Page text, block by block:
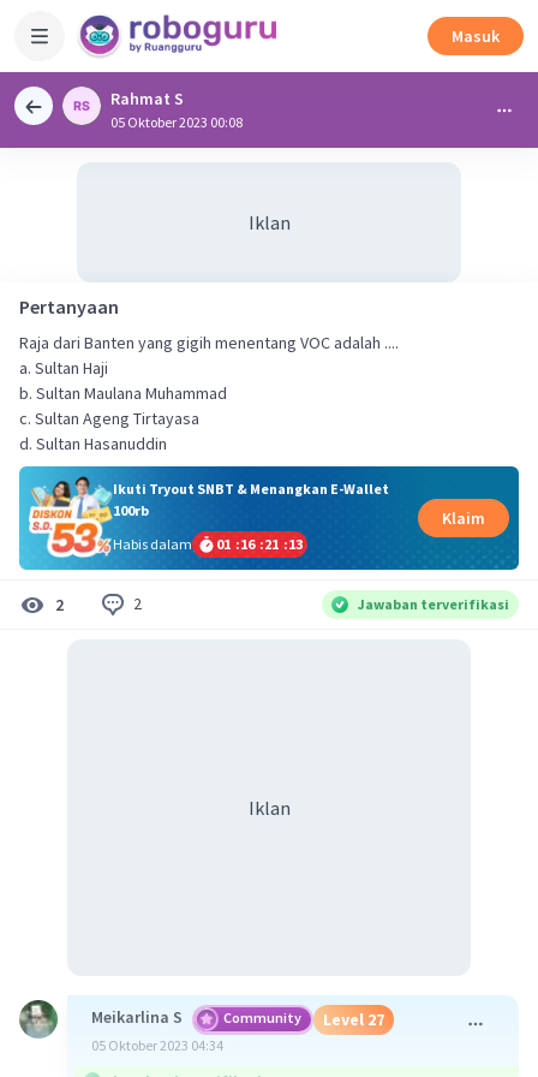
Masuk
Rahmat S
05 Oktober 2023 00:08
Iklan
Pertanyaan
Raja dari Banten yang gigih menentang VOC adalah ....
a. Sultan Haji
b. Sultan Maulana Muhammad
c. Sultan Ageng Tirtayasa
d. Sultan Hasanuddin
Ikuti Tryout SNBT & Menangkan E-Wallet
100rb
Habis dalam
01 :16 :21 :13
Klaim
2 2 Jawaban terverifikasi
Iklan
Meikarlina S Community Level 27
05 Oktober 2023 04:34